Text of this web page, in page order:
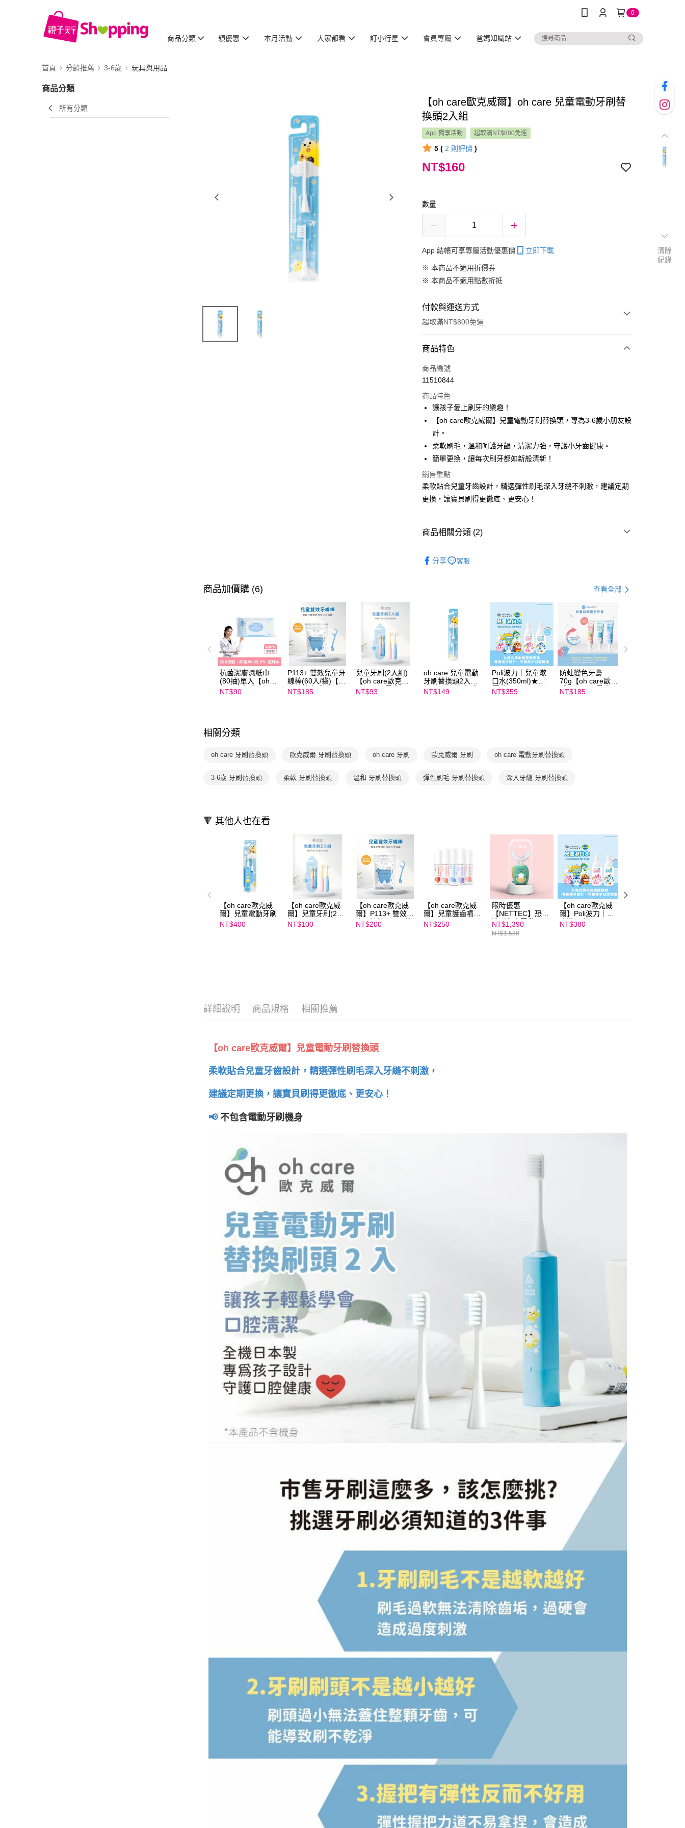
0
商品分類 領優惠 本月活動 大家都看 訂小行星 會員專屬 爸媽知識站
首頁 分齡推薦 3-6歲 玩具與用品
商品分類
所有分類
【oh care歐克威爾】oh care 兒童電動牙刷替
換頭2入組
App 獨享活動 超取滿NT$800免運
5 ( 2 則評價 )
NT$160
數量
App 結帳可享專屬活動優惠價 立即下載
※ 本商品不適用折價券
※ 本商品不適用點數折抵
付款與運送方式
超取滿NT$800免運
付款方式
信用卡一次付款
Apple Pay
大哥付你分期
相關說明
【大哥付你分期使用說明】
1.本服務由台灣大哥大提供，台灣大哥大用戶可立即使用無須另外申請。
2.付款方式選擇「大哥付你分期」，訂單成立後會自動跳轉到大哥付的交易
流程，驗證手機門號後，選擇欲分期的期數、繳款截止日，確認付款後即
完成交易。
3.實際核准額度、可分期數及費用金額請依後續交易確認頁面所載為準。
4.訂單成立30分鐘內，如未前往確認交易或遇審核未通過，訂單將自動取
【繳款方式說明】
1.分期款項不併入電信帳單，「大哥付你分期」於每月結算日後寄送繳費提
2.透過簡訊連結打開帳單後，可選擇「超商條碼／台灣大直營門市／銀行轉
帳／街口支付／iPASS MONEY」等通路繳費。
1.本服務係由「台灣大哥大股份有限公司」（以下簡稱本公司）所提供，讓
用戶於交易時，得透過本服務購買商品或服務，並由商店將買賣／分期付
款買賣價金債權讓與本公司後，依約使用本公司帳單繳交帳款。
2.基於同意付款使用「大哥付你分期」之契約關係目的，商店將以您的個人
資料（包含姓名、電話或地址）提供予台灣大哥大進項蒐集、處理及利
用，由本公司與您本人進行分期帳單所需資料之確認、核對及更正。
3.完整用戶服務條款，請詳閱以下連結： https://oppay.tw/userRule
【關於「AFTEE先享後付」】
AFTEE先享後付是「在收到商品之後才付款」的支付方式。 讓您購物簡單
１．簡單：不需註冊會員、不需綁卡、不需儲值。
付」結帳頁面，進行簡訊認證並確認金額後，即可完成結帳。
２．訂單成立數日內，您將收到繳費通知簡訊。
※ 請注意：結帳手續完成當下不需立刻繳費，但若您需要取消訂單，請聯
絡購買商品的店家。未經商家同意取消之訂單仍視為有效，需透過AFTEE
先享後付繳納相關費用。
※ 交易是否成功請以「AFTEE先享後付 」之結帳頁面顯示為準，若有關於
是否繳費成功／繳費後需取消欲退款等相關疑問，請聯繫「AFTEE先享後
付客戶支援中心」
https://netprotections.freshdesk.com/support/home
【注意事項】
１．透過由恩沛科技股份有限公司提供之「AFTEE先享後付」服務完成之
交易，需依本服務之必要範圍內提供個人資料，並將交易相關給付款項請
求債權轉讓予恩沛科技股份有限公司。
２．關於個人資料處理事宜，請瀏覽以下網址：
即時審查核予不同之上限額度；若仍有額度不足之情形，本公司將視審查
結果請求用戶進行身份認證。
形，恩沛科技股份有限公司將有權停止該用戶之使用額度並採取法律行
ATM付款
付款後全家取貨
付款後7-11取貨
每筆NT$70，滿NT$800(含以上)免運費
離島宅配（澎湖、金門、馬祖、小琉球；不適用於郵局i郵箱）
每筆NT$200
商品特色
商品編號
11510844
商品特色
讓孩子愛上刷牙的樂趣！
【oh care歐克威爾】兒童電動牙刷替換頭，專為3-6歲小朋友設
計。
柔軟刷毛，溫和呵護牙齦，清潔力強，守護小牙齒健康。
簡單更換，讓每次刷牙都如新般清新！
銷售重點
柔軟貼合兒童牙齒設計，精選彈性刷毛深入牙縫不刺激，建議定期
更換，讓寶貝刷得更徹底、更安心！
商品相關分類 (2)
分享 客服
商品加價購 (6) 查看全部
抗菌潔膚濕紙巾
(80抽)單入【oh
care歐克威爾】★
加價購
NT$90
P113+ 雙效兒童牙
線棒(60入/袋)【oh
care歐克威爾】★
加價購
NT$185
兒童牙刷(2入組)
【oh care歐克威
爾】★加價購
NT$93
oh care 兒童電動
牙刷替換頭2入組
【oh care歐克威
爾】★加價購
NT$149
Poli波力｜兒童漱
口水(350ml)★加
價購
NT$359
防蛀變色牙膏
70g【oh care歐克
威爾】★加價購
NT$185
相關分類
oh care 牙刷替換頭 歐克威爾 牙刷替換頭 oh care 牙刷 歐克威爾 牙刷 oh care 電動牙刷替換頭
3-6歲 牙刷替換頭 柔軟 牙刷替換頭 溫和 牙刷替換頭 彈性刷毛 牙刷替換頭 深入牙縫 牙刷替換頭
🔻 其他人也在看
【oh care歐克威
爾】兒童電動牙刷
NT$400
【oh care歐克威
爾】兒童牙刷(2入
組)
NT$100
【oh care歐克威
爾】P113+ 雙效兒
童牙線棒(60入/袋)
NT$200
【oh care歐克威
爾】兒童護齒噴霧
(20ml)
NT$250
限時優惠
【NETTEC】恐龍
造型兒童電動牙刷-
綠(長柄型刷頭1個
+U型刷頭3個)，贈
NT$1,390
NT$1,580
【oh care歐克威
爾】Poli波力｜兒
童漱口水(350ml)
NT$380
詳細說明 商品規格 相關推薦
【oh care歐克威爾】兒童電動牙刷替換頭
柔軟貼合兒童牙齒設計，精選彈性刷毛深入牙縫不刺激，
建議定期更換，讓寶貝刷得更徹底、更安心！
📢不包含電動牙刷機身
清除
紀錄